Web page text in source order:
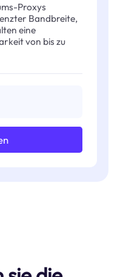
Proxys
Bandbreite,
eine
von bis zu